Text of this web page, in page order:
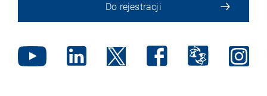
Do rejestracji